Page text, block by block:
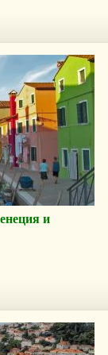
и